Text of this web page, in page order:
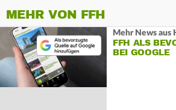
MEHR VON FFH
Mehr News aus
FFH ALS
BEI GOOGLE